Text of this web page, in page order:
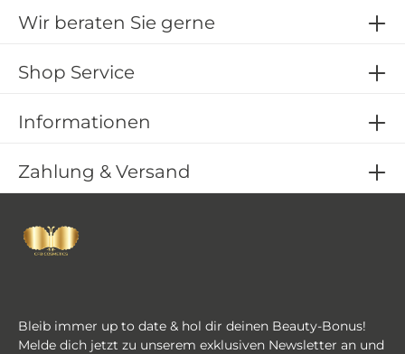
Bleib immer up to date & hol dir deinen Beauty-Bonus!
Melde dich jetzt zu unserem exklusiven Newsletter an und
Wir beraten Sie gerne
Shop Service
Informationen
Zahlung & Versand